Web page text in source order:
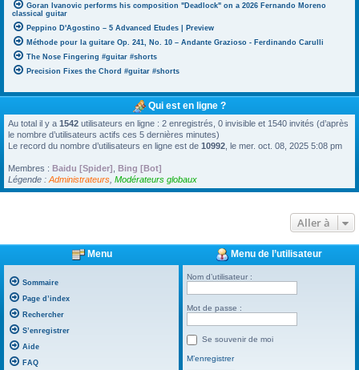
Goran Ivanovic performs his composition "Deadlock" on a 2026 Fernando Moreno
classical guitar
Peppino D'Agostino – 5 Advanced Etudes | Preview
Méthode pour la guitare Op. 241, No. 10 – Andante Grazioso - Ferdinando Carulli
The Nose Fingering #guitar #shorts
Precision Fixes the Chord #guitar #shorts
Qui est en ligne ?
Au total il y a 1542 utilisateurs en ligne : 2 enregistrés, 0 invisible et 1540 invités (d’après
le nombre d’utilisateurs actifs ces 5 dernières minutes)
Le record du nombre d’utilisateurs en ligne est de 10992 , le mer. oct. 08, 2025 5:08 pm
Membres : Baidu [Spider] Bing [Bot]
Légende : Administrateurs Modérateurs globaux
Aller à
Menu
Sommaire
Page d’index
Rechercher
S’enregistrer
Aide
FAQ
Menu de l’utilisateur
Nom d’utilisateur :
Mot de passe :
Se souvenir de moi
M’enregistrer